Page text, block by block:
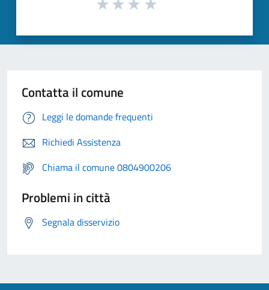
Contatta il comune
Leggi le domande frequenti
Richiedi Assistenza
Chiama il comune 0804900206
Problemi in città
Segnala disservizio